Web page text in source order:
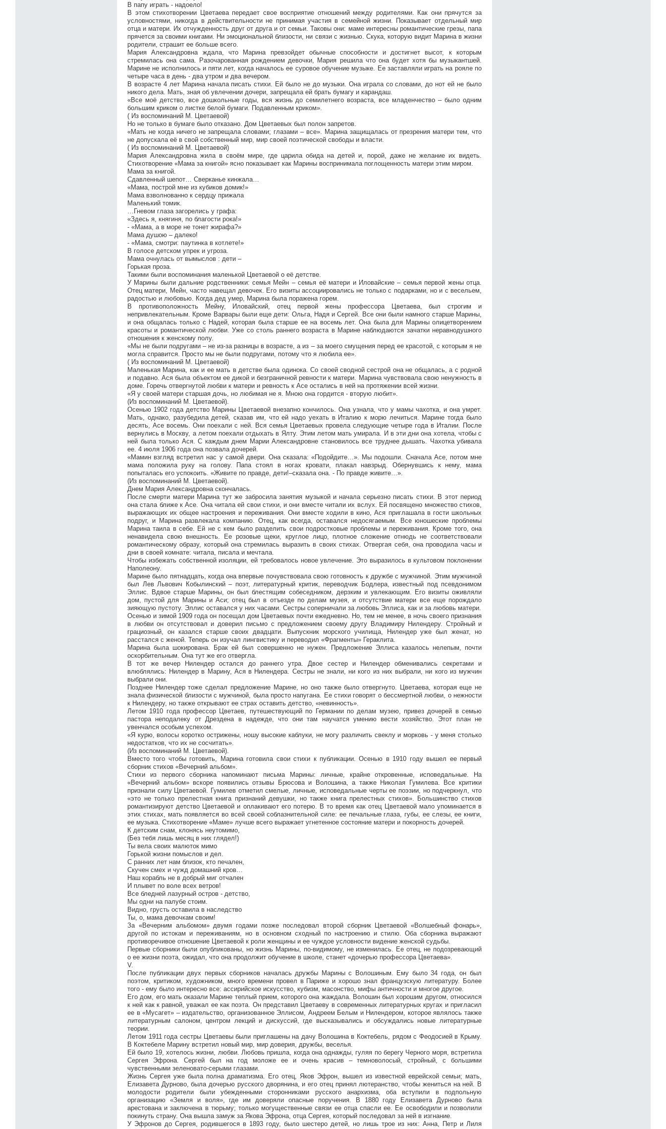
В папу играть - надоело!
В этом стихотворении Цветаева передает свое восприятие отношений между родителями. Как они прячутся за
условностями, никогда в действительности не принимая участия в семейной жизни. Показывает отдельный мир
отца и матери. Их отчужденность друг от друга и от семьи. Таковы они: маме интересны романтические грезы, папа
прячется за своими книгами. Ни эмоциональной близости, ни связи с жизнью. Скука, которую видит Марина в жизни
родители, страшит ее больше всего.
Мария Александровна ждала, что Марина превзойдет обычные способности и достигнет высот, к которым
стремилась она сама. Разочарованная рождением девочки, Мария решила что она будет хотя бы музыкантшей.
Марине не исполнилось и пяти лет, когда началось ее суровое обучение музыке. Ее заставляли играть на рояле по
четыре часа в день - два утром и два вечером.
В возрасте 4 лет Марина начала писать стихи. Ей было не до музыки. Она играла со словами, до нот ей не было
никого дела. Мать, зная об увлечении дочери, запрещала ей брать бумагу и карандаш.
«Все моё детство, все дошкольные годы, вся жизнь до семилетнего возраста, все младенчество – было одним
большим криком о листке белой бумаги. Подавленным криком».
( Из воспоминаний М. Цветаевой)
Но не только в бумаге было отказано. Дом Цветаевых был полон запретов.
«Мать не когда ничего не запрещала словами; глазами – все». Марина защищалась от презрения матери тем, что
не допускала её в свой собственный мир, мир своей поэтической свободы и власти.
( Из воспоминаний М. Цветаевой)
Мария Александровна жила в своём мире, где царила обида на детей и, порой, даже не желание их видеть.
Стихотворение «Мама за книгой» ясно показывает как Марины воспринимала поглощенность матери этим миром.
Мама за книгой.
Сдавленный шепот… Сверканье кинжала…
«Мама, построй мне из кубиков домик!»
Мама взволнованно к сердцу прижала
Маленький томик.
…Гневом глаза загорелись у графа:
«Здесь я, княгиня, по благости рока!»
- «Мама, а в море не тонет жирафа?»
Мама душою – далеко!
- «Мама, смотри: паутинка в котлете!»
В голосе детском упрек и угроза.
Мама очнулась от вымыслов : дети –
Горькая проза.
Такими были воспоминания маленькой Цветаевой о её детстве.
У Марины были дальние родственники: семья Мейн – семья её матери и Иловайские – семья первой жены отца.
Отец матери, Мейн, часто навещал девочек. Его визиты ассоциировались не только с подарками, но и с весельем,
радостью и любовью. Когда дед умер, Марина была поражена горем.
В противоположность Мейну, Иловайский, отец первой жены профессора Цветаева, был строгим и
непривлекательным. Кроме Варвары были еще дети: Ольга, Надя и Сергей. Все они были намного старше Марины,
и она общалась только с Надей, которая была старше ее на восемь лет. Она была для Марины олицетворением
красоты и романтической любви. Уже со столь раннего возраста в Марине наблюдаются зачатки неравнодушного
отношения к женскому полу.
«Мы не были подругами – не из-за разницы в возрасте, а из – за моего смущения перед ее красотой, с которым я не
могла справится. Просто мы не были подругами, потому что я любила ее».
( Из воспоминаний М. Цветаевой)
Маленькая Марина, как и ее мать в детстве была одинока. Со своей сводной сестрой она не общалась, а с родной
и подавно. Ася была объектом ее дикой и безграничной ревности к матери. Марина чувствовала свою ненужность в
доме. Горечь отвергнутой любви к матери и ревность к Асе остались в ней на протяжении всей жизни.
«Я у своей матери старшая дочь, но любимая не я. Мною она гордится - вторую любит».
(Из воспоминаний М. Цветаевой).
Осенью 1902 года детство Марины Цветаевой внезапно кончилось. Она узнала, что у мамы чахотка, и она умрет.
Мать, однако, разубедила детей, сказав им, что ей надо уехать в Италию к морю лечиться. Марине тогда было
десять, Асе восемь. Они поехали с ней. Вся семья Цветаевых провела следующие четыре года в Италии. После
вернулись в Москву, а летом поехали отдыхать в Ялту. Этим летом мать умирала. И в эти дни она хотела, чтобы с
ней была только Ася. С каждым днем Марии Александровне становилось все труднее дышать. Чахотка убивала
ее. 4 июля 1906 года она позвала дочерей.
«Мамин взгляд встретил нас у самой двери. Она сказала: «Подойдите…». Мы подошли. Сначала Асе, потом мне
мама положила руку на голову. Папа стоял в ногах кровати, плакал навзрыд. Обернувшись к нему, мама
попыталась его успокоить. «Живите по правде, дети!–сказала она. - По правде живите…».
(Из воспоминаний М. Цветаевой).
Днем Мария Александровна скончалась.
После смерти матери Марина тут же забросила занятия музыкой и начала серьезно писать стихи. В этот период
она стала ближе к Асе. Она читала ей свои стихи, и они вместе читали их вслух. Ей посвящено множество стихов,
выражающих их общее настроения и переживания. Они вместе ходили в кино, Ася приглашала в гости школьных
подруг, и Марина развлекала компанию. Отец, как всегда, оставался недосягаемым. Все юношеские проблемы
Марина таила в себе. Ей не с кем было разделить свои подростковые проблемы и переживания. Кроме того, она
ненавидела свою внешность. Ее розовые щеки, круглое лицо, плотное сложение отнюдь не соответствовали
романтическому образу, который она стремилась выразить в своих стихах. Отвергая себя, она проводила часы и
дни в своей комнате: читала, писала и мечтала.
Чтобы избежать собственной изоляции, ей требовалось новое увлечение. Это выразилось в культовом поклонении
Наполеону.
Марине было пятнадцать, когда она впервые почувствовала свою готовность к дружбе с мужчиной. Этим мужчиной
был Лев Львович Кобылинский – поэт, литературный критик, переводчик Бодлера, известный под псевдонимом
Эллис. Вдвое старше Марины, он был блестящим собеседником, дерзким и увлекающим. Его визиты оживляли
дом, пустой для Марины и Аси; отец был в отъезде по делам музея, и отсутствие матери все еще порождало
зияющую пустоту. Эллис оставался у них часами. Сестры соперничали за любовь Эллиса, как и за любовь матери.
Осенью и зимой 1909 года он посещал дом Цветаевых почти ежедневно. Но, тем не менее, в ночь своего признания
в любви он отсутствовал и доверил письмо с предложением своему другу Владимиру Нилендеру. Стройный и
грациозный, он казался старше своих двадцати. Выпускник морского училища, Нилендер уже был женат, но
расстался с женой. Теперь он изучал лингвистику и переводил «Фрагменты» Гераклита.
Марина была шокирована. Брак ей был совершенно не нужен. Предложение Эллиса казалось нелепым, почти
оскорбительным. Она тут же его отвергла.
В тот же вечер Нилендер остался до раннего утра. Двое сестер и Нилендер обменивались секретами и
влюблялись: Нилендер в Марину, Ася в Нилендера. Сестры не знали, ни кого из них выбрали, ни кого из мужчин
выбрали они.
Позднее Нилендер тоже сделал предложение Марине, но оно также было отвергнуто. Цветаева, которая еще не
знала физической близости с мужчиной, была просто напугана. Ее стихи говорят о бессмертной любви, о нежности
к Нилендеру, но также открывают ее страх оставить детство, «невинность».
Летом 1910 года профессор Цветаев, путешествующий по Германии по делам музею, привез дочерей в семью
пастора неподалеку от Дрездена в надежде, что они там научатся умению вести хозяйство. Этот план не
увенчался особым успехом.
«Я курю, волосы коротко острижены, ношу высокие каблуки, не могу различить свеклу и морковь - у меня столько
недостатков, что их не сосчитать».
(Из воспоминаний М. Цветаевой).
Вместо того чтобы готовить, Марина готовила свои стихи к публикации. Осенью в 1910 году вышел ее первый
сборник стихов «Вечерний альбом».
Стихи из первого сборника напоминают письма Марины: личные, крайне откровенные, исповедальные. На
«Вечерний альбом» вскоре появились отзывы Брюсова и Волошина, а также Николая Гумилева. Все критики
признали силу Цветаевой. Гумилев отметил смелые, личные, исповедальные черты ее поэзии, но подчеркнул, что
«это не только прелестная книга признаний девушки, но также книга прелестных стихов». Большинство стихов
романтизируют детство Цветаевой и оплакивают его потерю. В то время как отец Цветаевой мало упоминается в
этих стихах, мать появляется во всей своей соблазнительной силе: ее печальные глаза, губы, ее слезы, ее книги,
ее музыка. Стихотворение «Маме» лучше всего выражает угнетенное состояние матери и покорность дочерей.
К детским снам, клонясь неутомимо,
(Без тебя лишь месяц в них глядел!)
Ты вела своих малюток мимо
Горькой жизни помыслов и дел.
С ранних лет нам близок, кто печален,
Скучен смех и чужд домашний кров…
Наш корабль не в добрый миг отчален
И плывет по воле всех ветров!
Все бледней лазурный остров - детство,
Мы одни на палубе стоим.
Видно, грусть оставила в наследство
Ты, о, мама девочкам своим!
За «Вечерним альбомом» двумя годами позже последовал второй сборник Цветаевой «Волшебный фонарь»,
другой по истокам и переживаниям, но в основном сходный по настроению и стилю. Оба сборника выражают
противоречивое отношение Цветаевой к роли женщины и ее чуждое условности видение женской судьбы.
Первые сборники были опубликованы, но жизнь Марины, по-видимому, не изменилась. Ее отец, не подозревающий
о ее жизни поэта, ожидал, что она продолжит обучение в школе, станет «дочерью профессора Цветаева».
V.
После публикации двух первых сборников началась дружбы Марины с Волошиным. Ему было 34 года, он был
поэтом, критиком, художником, много времени провел в Париже и хорошо знал французскую литературу. Более
того - ему было интересно все: ассирийское искусство, кубизм, масонство, мифы античности и многое другое.
Его дом, его мать оказали Марине теплый прием, которого она жаждала. Волошин был хорошим другом, относился
к ней как к равной, уважал ее как поэта. Он представил Цветаеву в современных литературных кругах и пригласил
ее в «Мусагет» – издательство, организованное Эллисом, Андреем Белым и Нилендером, которое являлось также
литературным салоном, центром лекций и дискуссий, где высказывались и обсуждались новые литературные
теории.
Летом 1911 года сестры Цветаевы были приглашены на дачу Волошина в Коктебель, рядом с Феодосией в Крыму.
В Коктебеле Марину встретил новый мир, мир доверия, дружбы, веселья.
Ей было 19, хотелось жизни, любви. Любовь пришла, когда она однажды, гуляя по берегу Черного моря, встретила
Сергея Эфрона. Сергей был на год моложе ее и очень красив – темноволосый, стройный, с большими
чувственными зеленовато-серыми глазами.
Жизнь Сергея уже была полна драматизма. Его отец, Яков Эфрон, вышел из известной еврейской семьи; мать,
Елизавета Дурново, была дочерью русского дворянина, и его отец принял лютеранство, чтобы жениться на ней. В
молодости родители были убежденными сторонниками русского анархизма, оба вступили в подпольную
организацию «Земля и воля», где им доверяли опасные поручения. В 1880 году Елизавета Дурново была
арестована и заключена в тюрьму; только могущественные связи ее отца спасли ее. Ее освободили и позволили
покинуть страну. Она вышла замуж за Якова Эфрона, отца Сергея, который последовал за ней в изгнание.
У Эфронов до Сергея, родившегося в 1893 году, было шестеро детей, но лишь трое из них: Анна, Петр и Лиля